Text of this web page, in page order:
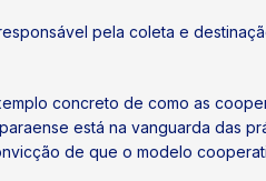
pela coleta e
concreto de como as
está na vanguarda das
de que o modelo